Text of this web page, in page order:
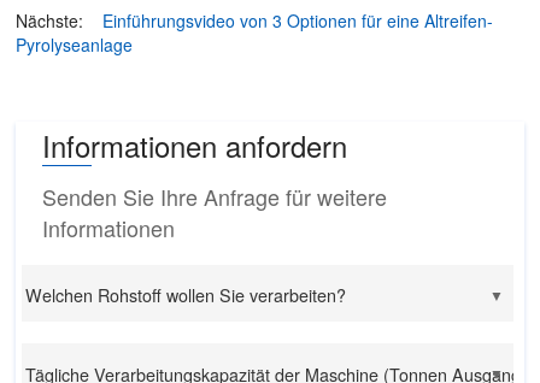
Nächste:
Einführungsvideo von 3 Optionen für eine Altreifen-
Pyrolyseanlage
Informationen anfordern
Senden Sie Ihre Anfrage für weitere
Informationen